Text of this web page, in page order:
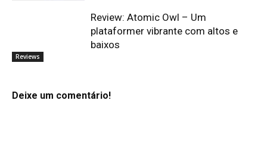
Reviews
Review: Atomic Owl – Um
plataformer vibrante com altos e
baixos
Deixe um comentário!